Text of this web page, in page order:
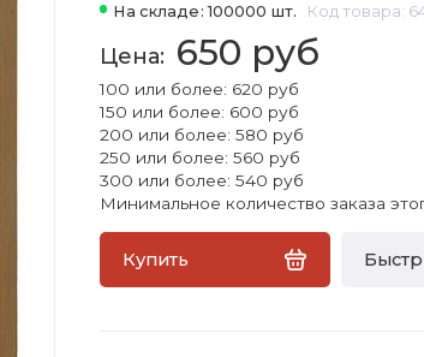
На складе: 100000 шт. Код товара:
650 руб
100 или более: 620 руб
150 или более: 600 руб
200 или более: 580 руб
250 или более: 560 руб
300 или более: 540 руб
Минимальное количество заказа
Купить